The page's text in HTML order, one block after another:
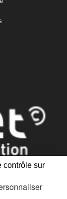
contrôle sur
conforme